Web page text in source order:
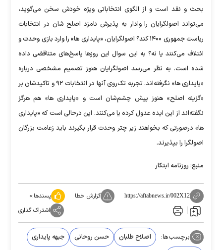
بحث و نقد است و از الگوی انتخاباتی ویژه خودش سخن می‌گوید،
می‌تواند اصولگرایان را وادار به پذیرش نامزد اصلح‌ شان در انتخابات
ریاست جمهوری ۱۴۰۰ کند؟ اصولگرایان، «پایداری‌ ها» را وارد بازی وحدت و
ائتلاف می‌کنند یا نه؟ به این سوال این روزها پاسخ‌های متناقضی داده
‌شده‌ است. به نظر می‌رسد اصولگرایان هنوز تصمیم مشخصی درباره
«پایداری‌ ها» نگرفته‌اند. تجربه تک‌روی آنها در انتخابات ۹۲ و تاکیدشان بر
«گزینه اصلح» هنوز پیش چشم‌شان است و «پایداری‌ ها» هم هرگز
نگفته‌اند از این ایده عدول کرده یا می‌کنند. این درحالی است که «پایداری‌
ها» درصورتی که بخواهند زیر چتر وحدت قرار بگیرند باید زعامت بزرگان
اصولگرا را بپذیرند.
منبع: روزنامه ابتکار
https://aftabnews.ir/002X12 گزارش خطا پسندها:۰
اشتراک گذاری
برچسب‌ها: اصلاح‌ طلبان حسن روحانی جبهه پایداری